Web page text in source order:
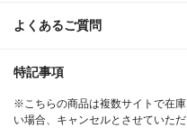
よくあるご質問
特記事項
※こちらの商品は複数サイトで在
い場合、キャンセルとさせていた